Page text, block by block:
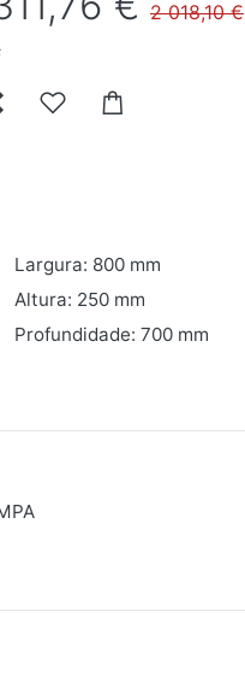
2 018,10 €
Largura: 800 mm
Altura: 250 mm
Profundidade: 700 mm